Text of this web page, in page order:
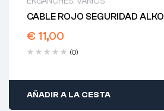
CABLE ROJO SEGURIDAD ALKO
€ 11,00
(0)
AÑADIR A LA CESTA